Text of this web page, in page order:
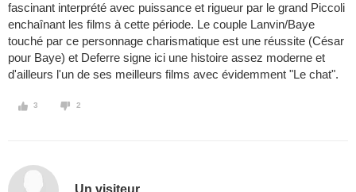
fascinant interprété avec puissance et rigueur par le grand Piccoli
enchaînant les films à cette période. Le couple Lanvin/Baye
touché par ce personnage charismatique est une réussite (César
pour Baye) et Deferre signe ici une histoire assez moderne et
d'ailleurs l'un de ses meilleurs films avec évidemment "Le chat".
3 2
Un visiteur